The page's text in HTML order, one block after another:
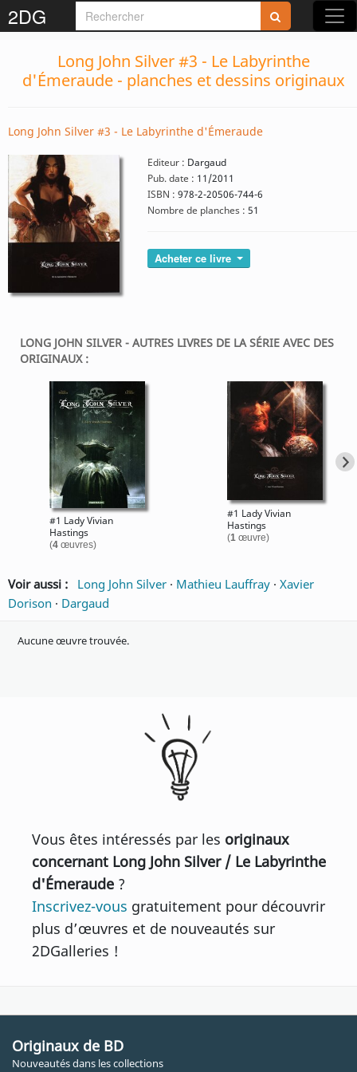
2DG
Long John Silver #3 - Le Labyrinthe
d'Émeraude - planches et dessins originaux
Long John Silver #3 - Le Labyrinthe d'Émeraude
Editeur : Dargaud
Pub. date : 11/2011
ISBN : 978-2-20506-744-6
Nombre de planches : 51
Acheter ce livre
LONG JOHN SILVER - AUTRES LIVRES DE LA SÉRIE AVEC DES
ORIGINAUX :
#1 Lady Vivian
Hastings
(4œuvres)
#1 Lady Vivian
Hastings
(1 œuvre)
Voir aussi : Long John Silver · Mathieu Lauffray · Xavier
Dorison · Dargaud
Aucune œuvre trouvée.
Vous êtes intéressés par les originaux
concernant Long John Silver / Le Labyrinthe
d'Émeraude ?
Inscrivez-vous gratuitement pour découvrir
plus d’œuvres et de nouveautés sur
2DGalleries !
Originaux de BD
Nouveautés dans les collections